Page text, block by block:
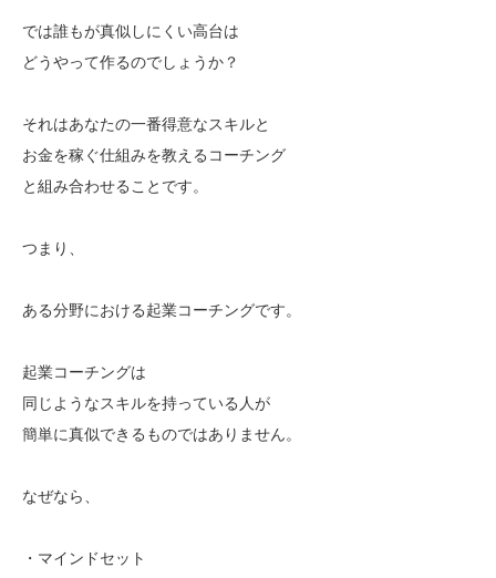
では誰もが真似しにくい高台は
どうやって作るのでしょうか？
それはあなたの一番得意なスキルと
お金を稼ぐ仕組みを教えるコーチング
と組み合わせることです。
つまり、
ある分野における起業コーチングです。
起業コーチングは
同じようなスキルを持っている人が
簡単に真似できるものではありません。
なぜなら、
・マインドセット